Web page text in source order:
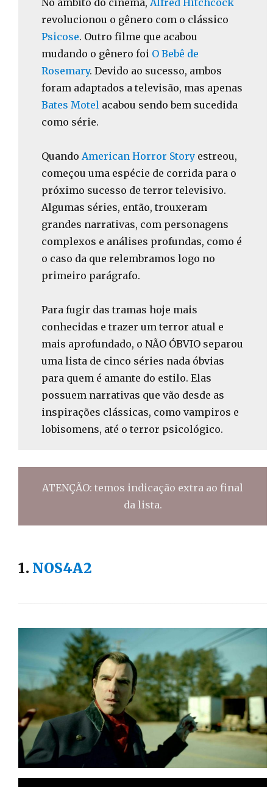
No âmbito do cinema, Alfred Hitchcock
revolucionou o gênero com o clássico
Psicose. Outro filme que acabou
mudando o gênero foi O Bebê de
Rosemary. Devido ao sucesso, ambos
foram adaptados a televisão, mas apenas
Bates Motel acabou sendo bem sucedida
como série.
Quando American Horror Story estreou,
começou uma espécie de corrida para o
próximo sucesso de terror televisivo.
Algumas séries, então, trouxeram
grandes narrativas, com personagens
complexos e análises profundas, como é
o caso da que relembramos logo no
primeiro parágrafo.
Para fugir das tramas hoje mais
conhecidas e trazer um terror atual e
mais aprofundado, o NÃO ÓBVIO separou
uma lista de cinco séries nada óbvias
para quem é amante do estilo. Elas
possuem narrativas que vão desde as
inspirações clássicas, como vampiros e
lobisomens, até o terror psicológico.
ATENÇÃO: temos indicação extra ao final
da lista.
1. NOS4A2